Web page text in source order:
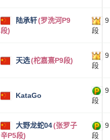
陆承轩(罗洗河P9
段)
9
段
天选(柁嘉熹P9段)
9
段
KataGo
9
段
大野龙蛇04(张罗子
辛P5段)
9
段